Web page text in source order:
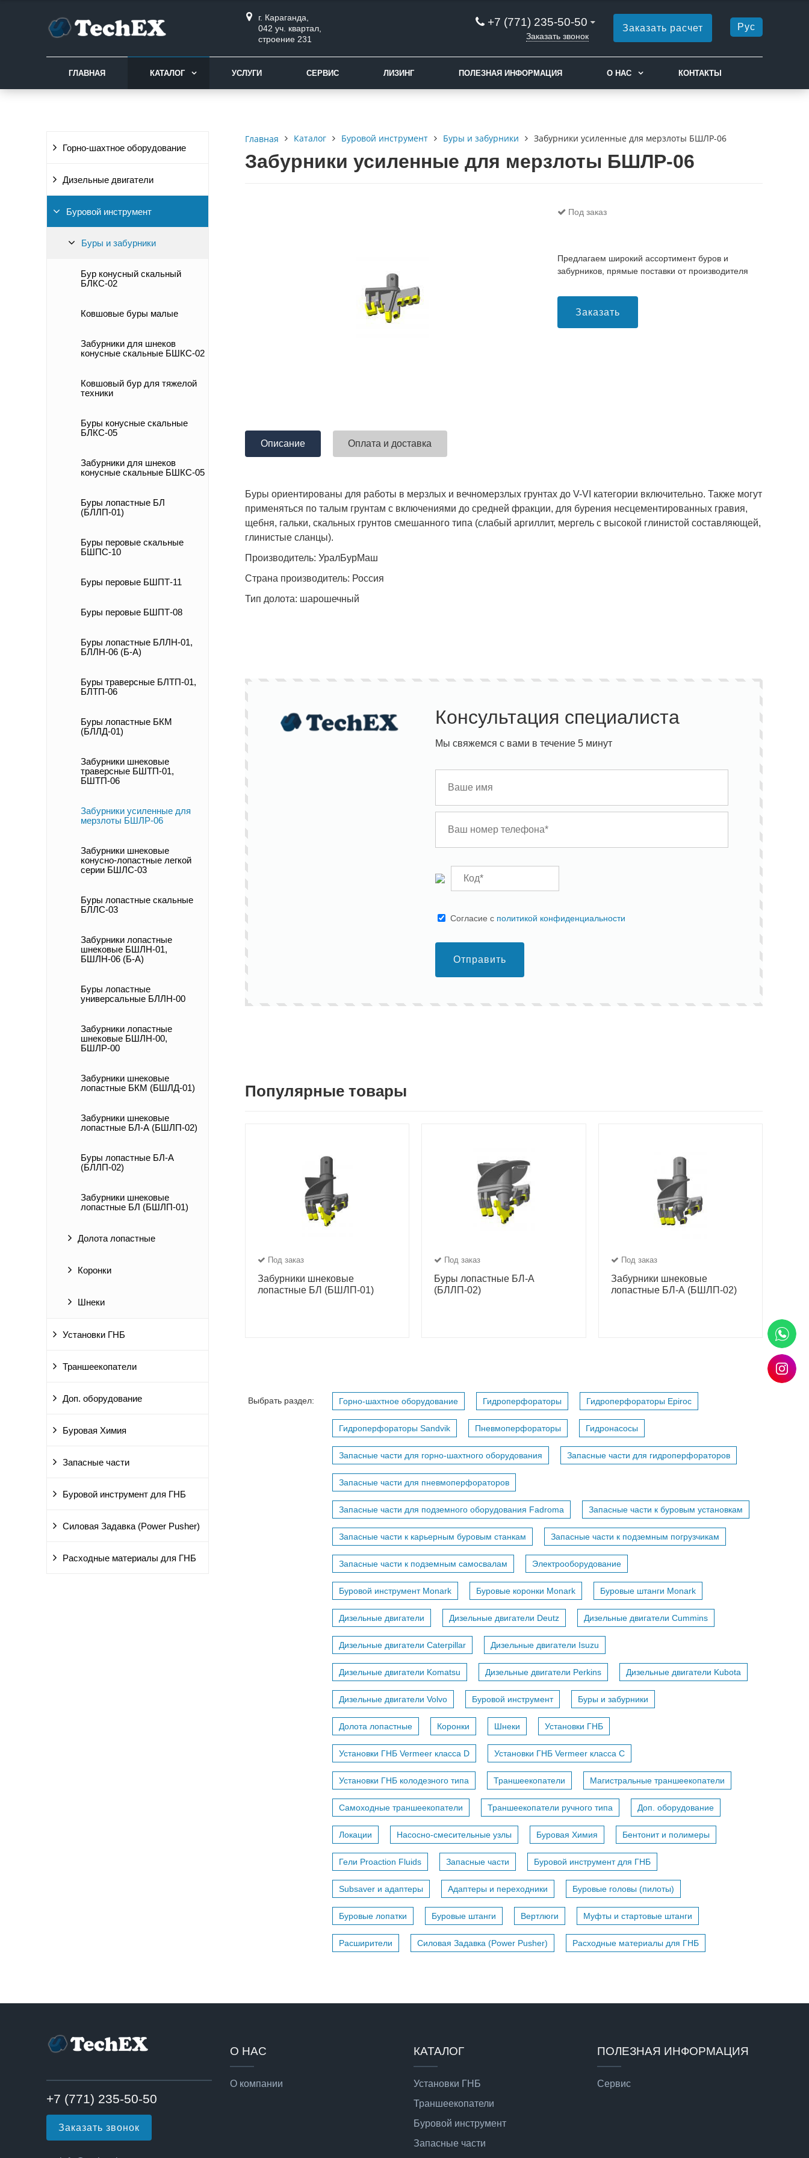
г. Караганда,
042 уч. квартал,
строение 231
+7 (771) 235-50-50
Заказать звонок
Заказать расчет Рус
ГЛАВНАЯ КАТАЛОГ УСЛУГИ СЕРВИС ЛИЗИНГ ПОЛЕЗНАЯ ИНФОРМАЦИЯ О НАС КОНТАКТЫ
Горно-шахтное оборудование
Дизельные двигатели
Буровой инструмент
Буры и забурники
Бур конусный скальный
БЛКС-02
Ковшовые буры малые
Забурники для шнеков
конусные скальные БШКС-02
Ковшовый бур для тяжелой
техники
Буры конусные скальные
БЛКС-05
Забурники для шнеков
конусные скальные БШКС-05
Буры лопастные БЛ
(БЛЛП-01)
Буры перовые скальные
БШПС-10
Буры перовые БШПТ-11
Буры перовые БШПТ-08
Буры лопастные БЛЛН-01,
БЛЛН-06 (Б-А)
Буры траверсные БЛТП-01,
БЛТП-06
Буры лопастные БКМ
(БЛЛД-01)
Забурники шнековые
траверсные БШТП-01,
БШТП-06
Забурники усиленные для
мерзлоты БШЛР-06
Забурники шнековые
конусно-лопастные легкой
серии БШЛС-03
Буры лопастные скальные
БЛЛС-03
Забурники лопастные
шнековые БШЛН-01,
БШЛН-06 (Б-А)
Буры лопастные
универсальные БЛЛН-00
Забурники лопастные
шнековые БШЛН-00,
БШЛР-00
Забурники шнековые
лопастные БКМ (БШЛД-01)
Забурники шнековые
лопастные БЛ-А (БШЛП-02)
Буры лопастные БЛ-А
(БЛЛП-02)
Забурники шнековые
лопастные БЛ (БШЛП-01)
Долота лопастные
Коронки
Шнеки
Установки ГНБ
Траншеекопатели
Доп. оборудование
Буровая Химия
Запасные части
Буровой инструмент для ГНБ
Силовая Задавка (Power Pusher)
Расходные материалы для ГНБ
Главная Каталог Буровой инструмент Буры и забурники Забурники усиленные для мерзлоты БШЛР-06
Забурники усиленные для мерзлоты БШЛР-06
Под заказ
Предлагаем широкий ассортимент буров и
забурников, прямые поставки от производителя
Заказать
Описание Оплата и доставка
Буры ориентированы для работы в мерзлых и вечномерзлых грунтах до V-VI категории включительно. Также могут
применяться по талым грунтам с включениями до средней фракции, для бурения несцементированных гравия,
щебня, гальки, скальных грунтов смешанного типа (слабый аргиллит, мергель с высокой глинистой составляющей,
глинистые сланцы).
Производитель: УралБурМаш
Страна производитель: Россия
Тип долота: шарошечный
Консультация специалиста
Мы свяжемся с вами в течение 5 минут
Cогласие с политикой конфиденциальности
Отправить
Популярные товары
Под заказ
Забурники шнековые
лопастные БЛ (БШЛП-01)
Под заказ
Буры лопастные БЛ-А
(БЛЛП-02)
Под заказ
Забурники шнековые
лопастные БЛ-А (БШЛП-02)
Выбрать раздел: Горно-шахтное оборудование Гидроперфораторы Гидроперфораторы Epiroc
Гидроперфораторы Sandvik Пневмоперфораторы Гидронасосы
Запасные части для горно-шахтного оборудования Запасные части для гидроперфораторов
Запасные части для пневмоперфораторов
Запасные части для подземного оборудования Fadroma Запасные части к буровым установкам
Запасные части к карьерным буровым станкам Запасные части к подземным погрузчикам
Запасные части к подземным самосвалам Электрооборудование
Буровой инструмент Monark Буровые коронки Monark Буровые штанги Monark
Дизельные двигатели Дизельные двигатели Deutz Дизельные двигатели Cummins
Дизельные двигатели Caterpillar Дизельные двигатели Isuzu
Дизельные двигатели Komatsu Дизельные двигатели Perkins Дизельные двигатели Kubota
Дизельные двигатели Volvo Буровой инструмент Буры и забурники
Долота лопастные Коронки Шнеки Установки ГНБ
Установки ГНБ Vermeer класса D Установки ГНБ Vermeer класса С
Установки ГНБ колодезного типа Траншеекопатели Магистральные траншеекопатели
Самоходные траншеекопатели Траншеекопатели ручного типа Доп. оборудование
Локации Насосно-смесительные узлы Буровая Химия Бентонит и полимеры
Гели Proaction Fluids Запасные части Буровой инструмент для ГНБ
Subsaver и адаптеры Адаптеры и переходники Буровые головы (пилоты)
Буровые лопатки Буровые штанги Вертлюги Муфты и стартовые штанги
Расширители Силовая Задавка (Power Pusher) Расходные материалы для ГНБ
+7 (771) 235-50-50
Заказать звонок
О НАС
О компании
КАТАЛОГ
Установки ГНБ
Траншеекопатели
Буровой инструмент
Запасные части
ПОЛЕЗНАЯ ИНФОРМАЦИЯ
Сервис